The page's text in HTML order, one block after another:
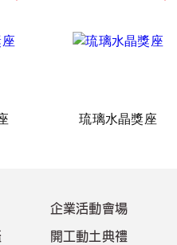
琉璃水晶獎座
企業活動會場
開工動土典禮